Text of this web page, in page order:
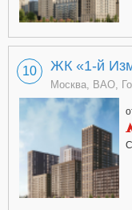
10 ЖК «1-й
Москва, ВАО,